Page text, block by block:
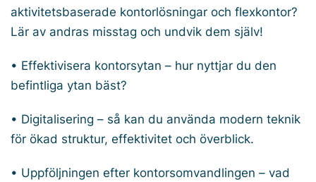
aktivitetsbaserade kontorlösningar och flexkontor?
Lär av andras misstag och undvik dem själv!
• Effektivisera kontorsytan – hur nyttjar du den
befintliga ytan bäst?
• Digitalisering – så kan du använda modern teknik
för ökad struktur, effektivitet och överblick.
• Uppföljningen efter kontorsomvandlingen – vad